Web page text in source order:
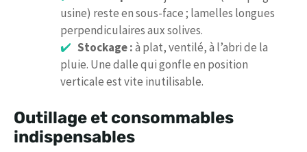
usine) reste en sous-face ; lamelles longues
perpendiculaires aux solives.
Stockage :à plat, ventilé, à l’abri de la
pluie. Une dalle qui gonfle en position
verticale est vite inutilisable.
Outillage et consommables
indispensables